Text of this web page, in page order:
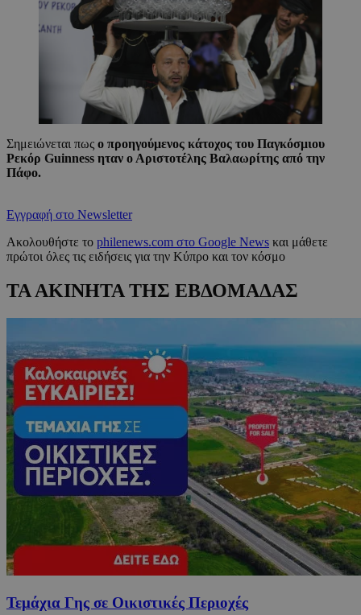
Σημειώνεται πως ο προηγούμενος κάτοχος του Παγκόσμιου
Ρεκόρ Guinness ηταν ο Αριστοτέλης Βαλαωρίτης από την
Πάφο.
Εγγραφή στο Newsletter
Ακολουθήστε το philenews.com στο Google News και μάθετε
πρώτοι όλες τις ειδήσεις για την Κύπρο και τον κόσμο
ΤΑ ΑΚΙΝΗΤΑ ΤΗΣ ΕΒΔΟΜΑΔΑΣ
Τεμάχια Γης σε Οικιστικές Περιοχές